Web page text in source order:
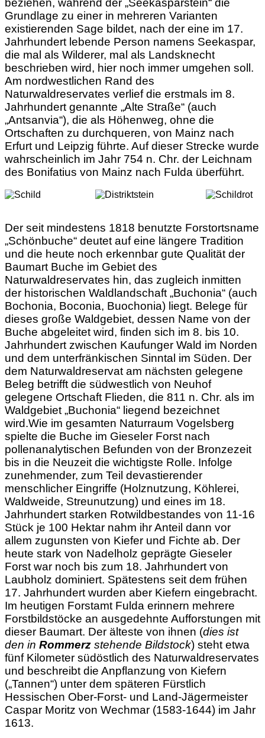
Grundlage zu einer in mehreren Varianten
existierenden Sage bildet, nach der eine im 17.
Jahrhundert lebende Person namens Seekaspar,
die mal als Wilderer, mal als Landsknecht
beschrieben wird, hier noch immer umgehen soll.
Am nordwestlichen Rand des
Naturwaldreservates verlief die erstmals im 8.
Jahrhundert genannte „Alte Straße“ (auch
„Antsanvia“), die als Höhenweg, ohne die
Ortschaften zu durchqueren, von Mainz nach
Erfurt und Leipzig führte. Auf dieser Strecke wurde
wahrscheinlich im Jahr 754 n. Chr. der Leichnam
des Bonifatius von Mainz nach Fulda überführt.
Der seit mindestens 1818 benutzte Forstortsname
„Schönbuche“ deutet auf eine längere Tradition
und die heute noch erkennbar gute Qualität der
Baumart Buche im Gebiet des
Naturwaldreservates hin, das zugleich inmitten
der historischen Waldlandschaft „Buchonia“ (auch
Bochonia, Boconia, Buochonia) liegt. Belege für
dieses große Waldgebiet, dessen Name von der
Buche abgeleitet wird, finden sich im 8. bis 10.
Jahrhundert zwischen Kaufunger Wald im Norden
und dem unterfränkischen Sinntal im Süden. Der
dem Naturwaldreservat am nächsten gelegene
Beleg betrifft die südwestlich von Neuhof
gelegene Ortschaft Flieden, die 811 n. Chr. als im
Waldgebiet „Buchonia“ liegend bezeichnet
wird.Wie im gesamten Naturraum Vogelsberg
spielte die Buche im Gieseler Forst nach
pollenanalytischen Befunden von der Bronzezeit
bis in die Neuzeit die wichtigste Rolle. Infolge
zunehmender, zum Teil devastierender
menschlicher Eingriffe (Holznutzung, Köhlerei,
Waldweide, Streunutzung) und eines im 18.
Jahrhundert starken Rotwildbestandes von 11-16
Stück je 100 Hektar nahm ihr Anteil dann vor
allem zugunsten von Kiefer und Fichte ab. Der
heute stark von Nadelholz geprägte Gieseler
Forst war noch bis zum 18. Jahrhundert von
Laubholz dominiert. Spätestens seit dem frühen
17. Jahrhundert wurden aber Kiefern eingebracht.
Im heutigen Forstamt Fulda erinnern mehrere
Forstbildstöcke an ausgedehnte Aufforstungen mit
dieser Baumart. Der älteste von ihnen (dies ist
den in Rommerz stehende Bildstock) steht etwa
fünf Kilometer südöstlich des Naturwaldreservates
und beschreibt die Anpflanzung von Kiefern
(„Tannen“) unter dem späteren Fürstlich
Hessischen Ober-Forst- und Land-Jägermeister
Caspar Moritz von Wechmar (1583-1644) im Jahr
1613.